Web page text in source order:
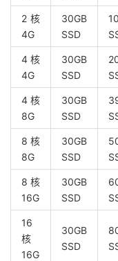
2 核
4G
30GB
SSD
4 核
4G
30GB
SSD
4 核
8G
30GB
SSD
8 核
8G
30GB
SSD
8 核
16G
30GB
SSD
16
核
16G
30GB
SSD